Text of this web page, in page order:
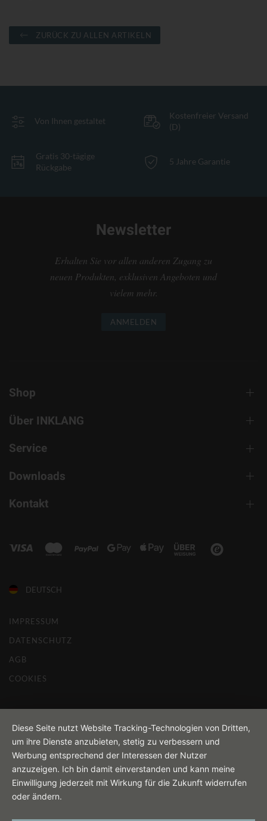
ZURÜCK ZU ALLEN ARTIKELN
Von Ihnen gestaltet
Kostenfreier Versand
(D)
Gratis 30-tägige
Rückgabe
5 Jahre Garantie
Newsletter
Erhalten Sie vor allen anderen Zugang zu
neuen Produkten, exklusiven Angeboten und
vielem mehr.
ANMELDEN
Shop
Über INKLANG
Service
Downloads
Kontakt
DEUTSCH
IMPRESSUM
DATENSCHUTZ
AGB
COOKIES
Diese Seite nutzt Website Tracking-Technologien von Dritten,
um ihre Dienste anzubieten, stetig zu verbessern und
Werbung entsprechend der Interessen der Nutzer
anzuzeigen. Ich bin damit einverstanden und kann meine
Einwilligung jederzeit mit Wirkung für die Zukunft widerrufen
oder ändern.